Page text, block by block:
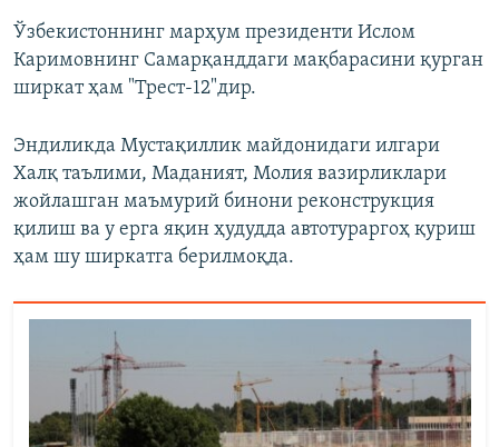
Ўзбекистоннинг марҳум президенти Ислом
Каримовнинг Самарқанддаги мақбарасини қурган
ширкат ҳам "Трест-12"дир.
Эндиликда Мустақиллик майдонидаги илгари
Халқ таълими, Маданият, Молия вазирликлари
жойлашган маъмурий бинони реконструкция
қилиш ва у ерга яқин ҳудудда автотураргоҳ қуриш
ҳам шу ширкатга берилмоқда.